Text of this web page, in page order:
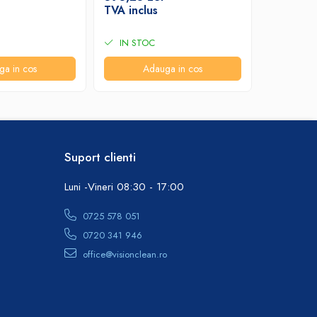
in cos
TVA inclus
IN STOC
Adauga in cos
Suport clienti
Luni -Vineri 08:30 - 17:00
0725 578 051
0720 341 946
office@visionclean.ro